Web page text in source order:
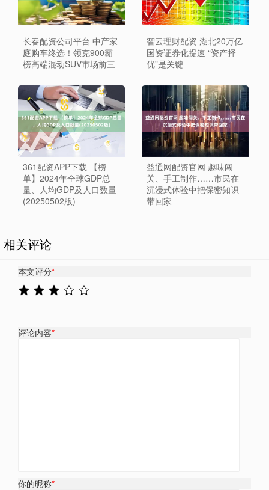
长春配资公司平台 中产家
庭购车终选！领克900霸
榜高端混动SUV市场前三
智云理财配资 湖北20万亿
国资证券化提速 “资产择
优”是关键
361配资APP下载 【榜
单】2024年全球GDP总
量、人均GDP及人口数量
(20250502版)
益通网配资官网 趣味闯
关、手工制作……市民在
沉浸式体验中把保密知识
带回家
相关评论
本文评分*
评论内容*
你的昵称*